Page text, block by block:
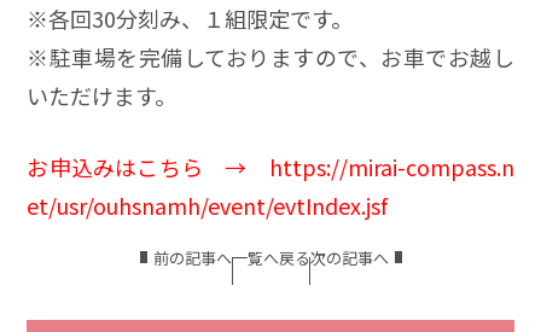
※各回30分刻み、１組限定です。
※駐車場を完備しておりますので、お車でお越し
いただけます。
お申込みはこちら → https://mirai-compass.n
et/usr/ouhsnamh/event/evtIndex.jsf
前の記事へ一覧へ戻る次の記事へ